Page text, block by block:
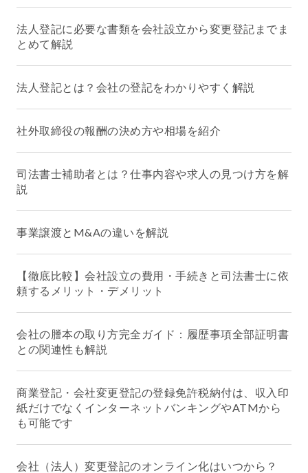
法人登記に必要な書類を会社設立から変更登記までま
とめて解説
法人登記とは？会社の登記をわかりやすく解説
社外取締役の報酬の決め方や相場を紹介
司法書士補助者とは？仕事内容や求人の見つけ方を解
説
事業譲渡とM&Aの違いを解説
【徹底比較】会社設立の費用・手続きと司法書士に依
頼するメリット・デメリット
会社の謄本の取り方完全ガイド：履歴事項全部証明書
との関連性も解説
商業登記・会社変更登記の登録免許税納付は、収入印
紙だけでなくインターネットバンキングやATMから
も可能です
会社（法人）変更登記のオンライン化はいつから？